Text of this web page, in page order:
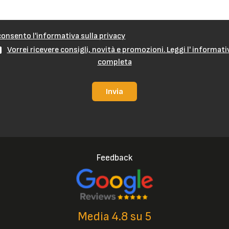
l'informativa sulla privacy
Vorrei ricevere consigli, novità e promozioni. Leggi l'
completa
Invia
Feedback
Media 4.8 su 5